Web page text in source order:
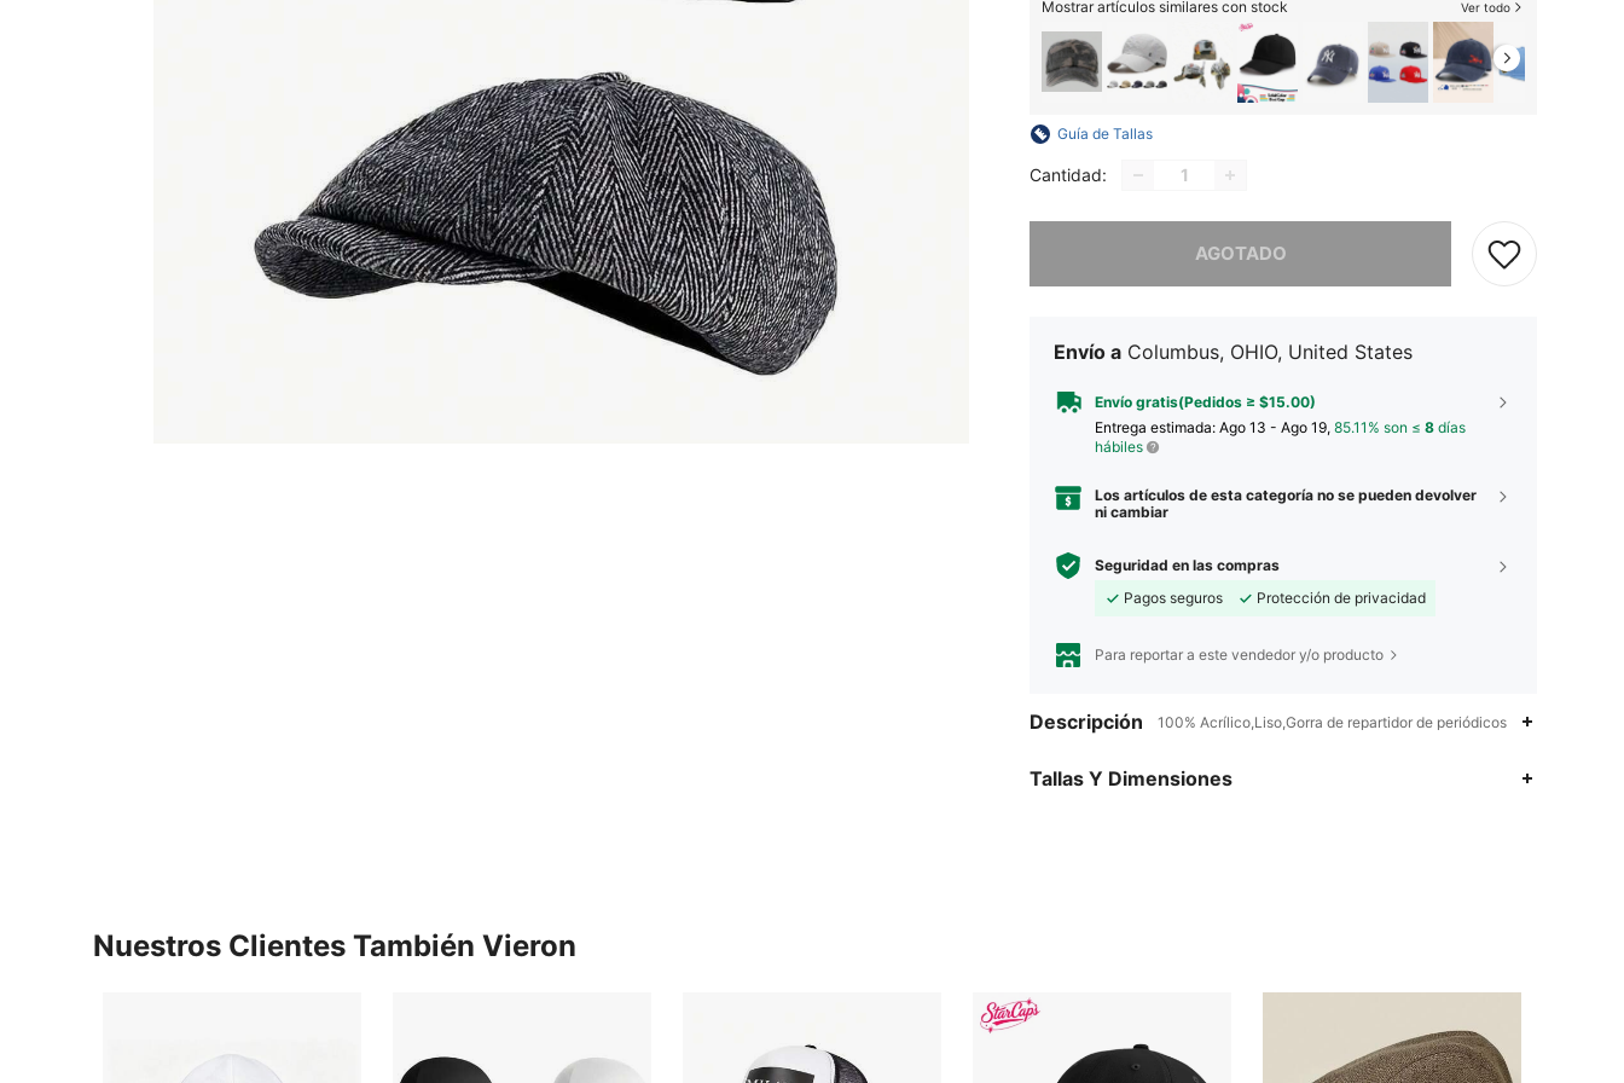
Mostrar artículos similares con stock Ver todo
Guía de Tallas
Cantidad:
AGOTADO
Lo sentimos, este producto está agotado.
Envío a Columbus, OHIO, United States
Envío gratis(Pedidos ≥ $15.00)
Entrega estimada: Ago 13 - Ago 19, 85.11% son ≤ 8 días
hábiles
Los artículos de esta categoría no se pueden devolver
ni cambiar
Seguridad en las compras
Pagos seguros
Protección de privacidad
Para reportar a este vendedor y/o producto
Descripción 100% Acrílico,Liso,Gorra de repartidor de periódicos
Tallas Y Dimensiones
Nuestros Clientes También Vieron